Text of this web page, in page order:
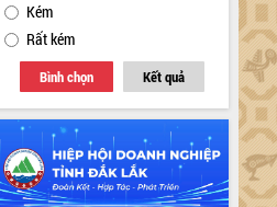
Kém
Rất kém
Bình chọn Kết quả